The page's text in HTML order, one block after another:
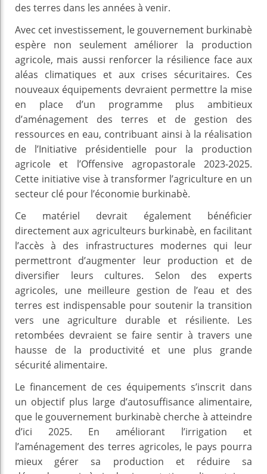
des terres dans les années à venir.
Avec cet investissement, le gouvernement burkinabè
espère non seulement améliorer la production
agricole, mais aussi renforcer la résilience face aux
aléas climatiques et aux crises sécuritaires. Ces
nouveaux équipements devraient permettre la mise
en place d’un programme plus ambitieux
d’aménagement des terres et de gestion des
ressources en eau, contribuant ainsi à la réalisation
de l’Initiative présidentielle pour la production
agricole et l’Offensive agropastorale 2023-2025.
Cette initiative vise à transformer l’agriculture en un
secteur clé pour l’économie burkinabè.
Ce matériel devrait également bénéficier
directement aux agriculteurs burkinabè, en facilitant
l’accès à des infrastructures modernes qui leur
permettront d’augmenter leur production et de
diversifier leurs cultures. Selon des experts
agricoles, une meilleure gestion de l’eau et des
terres est indispensable pour soutenir la transition
vers une agriculture durable et résiliente. Les
retombées devraient se faire sentir à travers une
hausse de la productivité et une plus grande
sécurité alimentaire.
Le financement de ces équipements s’inscrit dans
un objectif plus large d’autosuffisance alimentaire,
que le gouvernement burkinabè cherche à atteindre
d’ici 2025. En améliorant l’irrigation et
l’aménagement des terres agricoles, le pays pourra
mieux gérer sa production et réduire sa